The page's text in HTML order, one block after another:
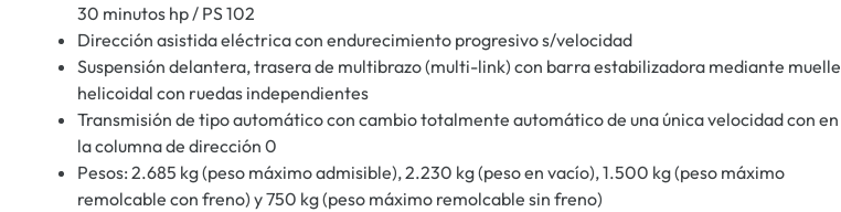
30 minutos hp / PS 102
Dirección asistida eléctrica con endurecimiento progresivo s/velocidad
Suspensión delantera, trasera de multibrazo (multi-link) con barra estabilizadora mediante muelle
helicoidal con ruedas independientes
Transmisión de tipo automático con cambio totalmente automático de una única velocidad con en
la columna de dirección 0
Pesos: 2.685 kg (peso máximo admisible), 2.230 kg (peso en vacío), 1.500 kg (peso máximo
remolcable con freno) y 750 kg (peso máximo remolcable sin freno)